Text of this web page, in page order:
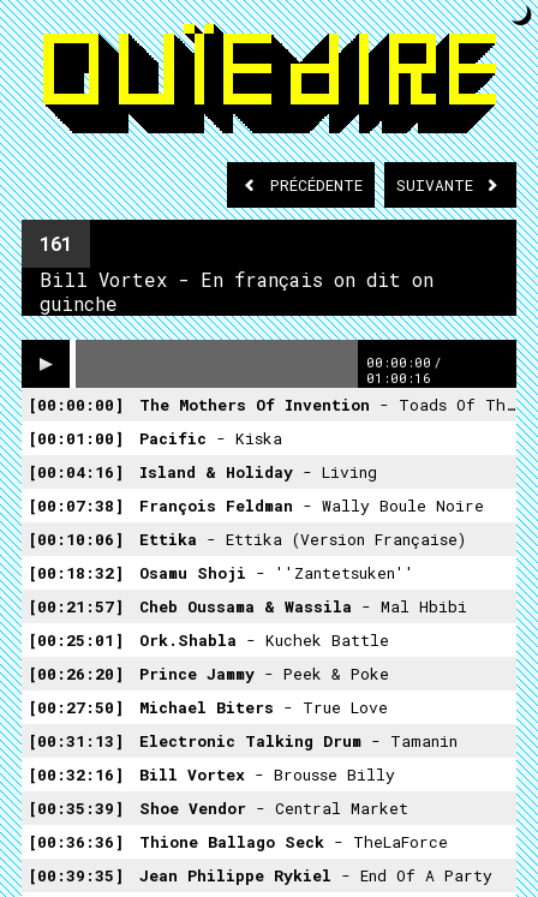
PRÉCÉDENTE SUIVANTE
161
Bill Vortex - En français on dit on
guinche
00:00:00 /
01:00:16
00:00:00 The Mothers Of Invention - Toads Of The Short Forest
00:01:00
Pacific - Kiska
00:04:16
Island & Holiday - Living
00:07:38
François Feldman - Wally Boule Noire
00:10:06
Ettika - Ettika (Version Française)
00:18:32
Osamu Shoji - ''Zantetsuken''
00:21:57
Cheb Oussama & Wassila - Mal Hbibi
00:25:01
Ork.Shabla - Kuchek Battle
00:26:20
Prince Jammy - Peek & Poke
00:27:50
Michael Biters - True Love
00:31:13
Electronic Talking Drum - Tamanin
00:32:16
Bill Vortex - Brousse Billy
00:35:39
Shoe Vendor - Central Market
00:36:36
Thione Ballago Seck - TheLaForce
00:39:35
Jean Philippe Rykiel - End Of A Party